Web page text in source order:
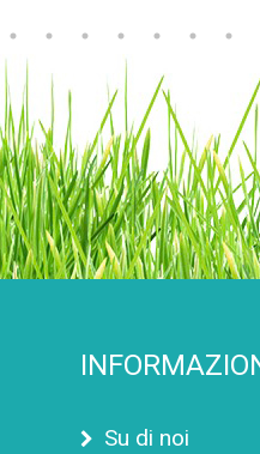
Su di noi